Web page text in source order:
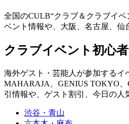
全国のCULB“クラブ＆クラブイ
ベント情報や、大阪、名古屋、仙
クラブイベント初心
海外ゲスト・芸能人が参加するイ
MAHARAJA、GENIUS TOKYO
引情報や、ゲスト割引、今日の人
渋谷・青山